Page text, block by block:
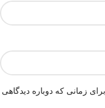
زمانی که دوباره دیدگاهی